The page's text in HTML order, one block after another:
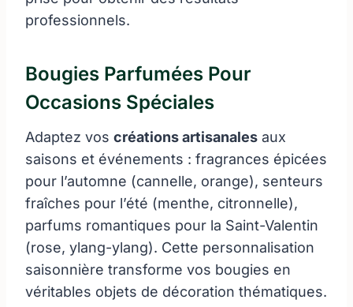
professionnels.
Bougies Parfumées Pour
Occasions Spéciales
Adaptez vos créations artisanales aux
saisons et événements : fragrances épicées
pour l’automne (cannelle, orange), senteurs
fraîches pour l’été (menthe, citronnelle),
parfums romantiques pour la Saint-Valentin
(rose, ylang-ylang). Cette personnalisation
saisonnière transforme vos bougies en
véritables objets de décoration thématiques.